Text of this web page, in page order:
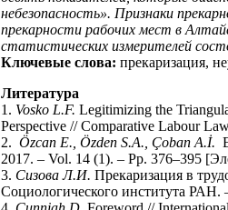
небезопасность». Признаки
прекарности рабочих мест в
статистических измерителей
Ключевые слова: прекаризация,
Литература
1. Vosko L.F. Legitimizing the
Perspective // Comparative Labour
2. Özcan E., Özden S.A., Çoban A.İ.
2017. – Vol. 14 (1). – Pp. 376–395
3. Сизова Л.И. Прекаризация в
Социологического института